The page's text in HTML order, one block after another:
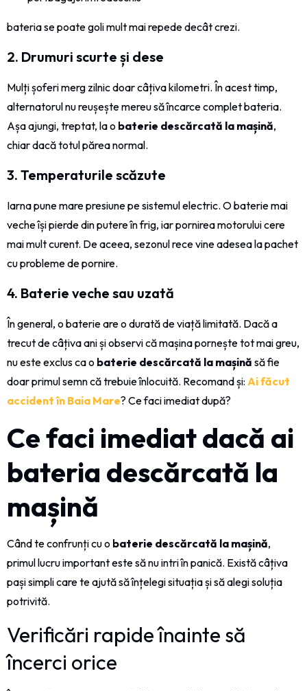
bateria se poate goli mult mai repede decât crezi.
2. Drumuri scurte și dese
Mulți șoferi merg zilnic doar câțiva kilometri. În acest timp,
alternatorul nu reușește mereu să încarce complet bateria.
Așa ajungi, treptat, la o baterie descărcată la mașină,
chiar dacă totul părea normal.
3. Temperaturile scăzute
Iarna pune mare presiune pe sistemul electric. O baterie mai
veche își pierde din putere în frig, iar pornirea motorului cere
mai mult curent. De aceea, sezonul rece vine adesea la pachet
cu probleme de pornire.
4. Baterie veche sau uzată
În general, o baterie are o durată de viață limitată. Dacă a
trecut de câțiva ani și observi că mașina pornește tot mai greu,
nu este exclus ca o baterie descărcată la mașină să fie
doar primul semn că trebuie înlocuită. Recomand și: Ai făcut
accident în Baia Mare? Ce faci imediat după?
Ce faci imediat dacă ai
bateria descărcată la
mașină
Când te confrunți cu o baterie descărcată la mașină,
primul lucru important este să nu intri în panică. Există câțiva
pași simpli care te ajută să înțelegi situația și să alegi soluția
potrivită.
Verificări rapide înainte să
încerci orice